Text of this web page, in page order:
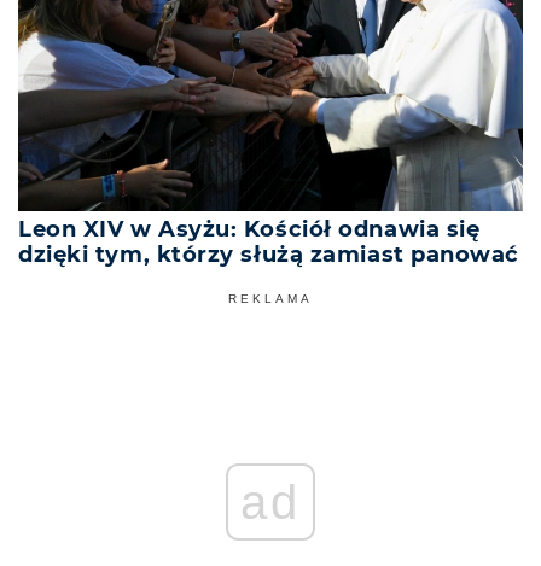
Leon XIV w Asyżu: Kościół odnawia się
dzięki tym, którzy służą zamiast panować
REKLAMA
ad